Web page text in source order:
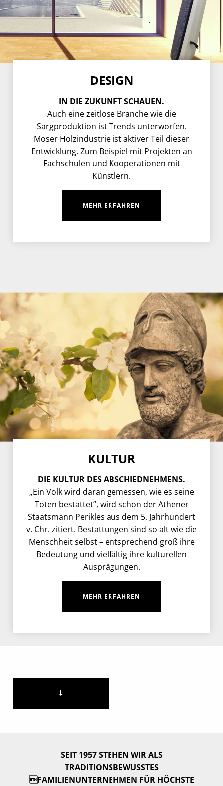
DESIGN
IN DIE ZUKUNFT SCHAUEN.
Auch eine zeitlose Branche wie die
Sargproduktion ist Trends unterworfen.
Moser Holzindustrie ist aktiver Teil dieser
Entwicklung. Zum Beispiel mit Projekten an
Fachschulen und Kooperationen mit
Künstlern.
MEHR ERFAHREN
KULTUR
DIE KULTUR DES ABSCHIEDNEHMENS.
„Ein Volk wird daran gemessen, wie es seine
Toten bestattet”, wird schon der Athener
Staatsmann Perikles aus dem 5. Jahrhundert
v. Chr. zitiert. Bestattungen sind so alt wie die
Menschheit selbst – entsprechend groß ihre
Bedeutung und vielfältig ihre kulturellen
Ausprägungen.
MEHR ERFAHREN
SEIT 1957 STEHEN WIR ALS
TRADITIONSBEWUSSTES
FAMILIENUNTERNEHMEN FÜR HÖCHSTE